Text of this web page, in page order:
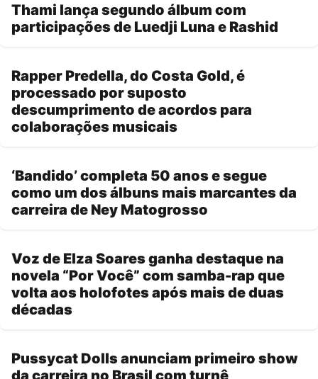
Thami lança segundo álbum com
participações de Luedji Luna e Rashid
Rapper Predella, do Costa Gold, é
processado por suposto
descumprimento de acordos para
colaborações musicais
‘Bandido’ completa 50 anos e segue
como um dos álbuns mais marcantes da
carreira de Ney Matogrosso
Voz de Elza Soares ganha destaque na
novela “Por Você” com samba-rap que
volta aos holofotes após mais de duas
décadas
Pussycat Dolls anunciam primeiro show
da carreira no Brasil com turnê